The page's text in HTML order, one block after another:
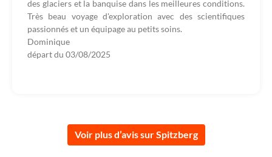
des glaciers et la banquise dans les meilleures conditions.
Très beau voyage d'exploration avec des scientifiques
passionnés et un équipage au petits soins.
Dominique
départ du 03/08/2025
Voir plus d’avis sur Spitzberg